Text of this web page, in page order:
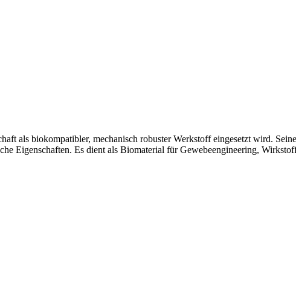
als biokompatibler, mechanisch robuster Werkstoff eingesetzt wird.
Eigenschaften. Es dient als Biomaterial für Gewebeengineering,